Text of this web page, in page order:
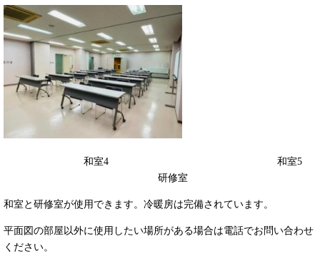
和室4 和室5
研修室
和室と研修室が使用できます。冷暖房は完備されています。
平面図の部屋以外に使用したい場所がある場合は電話でお問い合わせ
ください。